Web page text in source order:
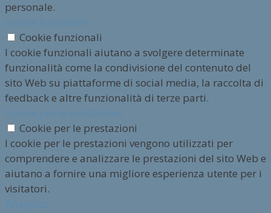
personale.
Cookie funzionali
I cookie funzionali aiutano a svolgere determinate
funzionalità come la condivisione del contenuto del
sito Web su piattaforme di social media, la raccolta di
feedback e altre funzionalità di terze parti.
Cookie per le prestazioni
I cookie per le prestazioni vengono utilizzati per
comprendere e analizzare le prestazioni del sito Web e
aiutano a fornire una migliore esperienza utente per i
visitatori.